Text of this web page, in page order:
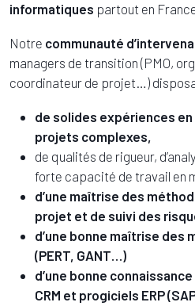
informatiques partout en
Notre communauté
managers de transition (PMO,
coordinateur de projet…)
de solides expériences
projets complexes,
de qualités de rigueur,
forte capacité de travail en
d’une maîtrise des
projet et de suivi des
d’une bonne maîtrise des
(PERT, GANT…)
d’une bonne
CRM et progiciels ERP